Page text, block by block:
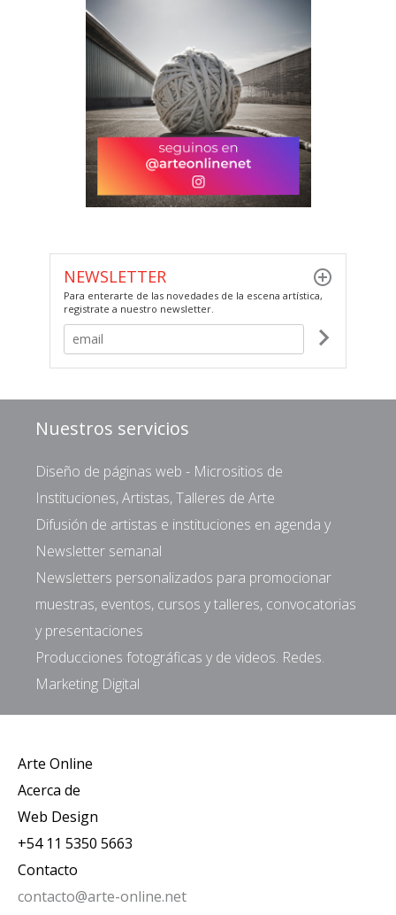
NEWSLETTER
Para enterarte de las novedades de la escena artística,
registrate a nuestro newsletter.
Nuestros servicios
Diseño de páginas web - Micrositios de
Instituciones, Artistas, Talleres de Arte
Difusión de artistas e instituciones en agenda y
Newsletter semanal
Newsletters personalizados para promocionar
muestras, eventos, cursos y talleres, convocatorias
y presentaciones
Producciones fotográficas y de videos. Redes.
Marketing Digital
Arte Online
Acerca de
Web Design
+54 11 5350 5663
Contacto
contacto@arte-online.net